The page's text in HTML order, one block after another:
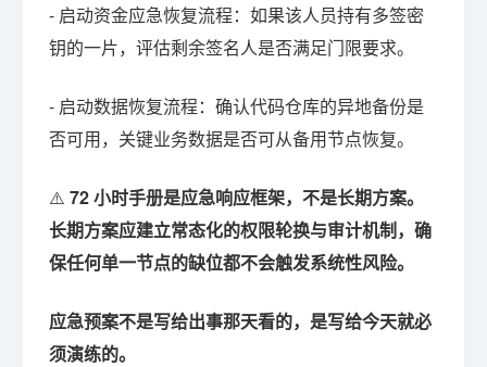
- 启动资金应急恢复流程：如果该人员持有多签密
钥的一片，评估剩余签名人是否满足门限要求。
- 启动数据恢复流程：确认代码仓库的异地备份是
否可用，关键业务数据是否可从备用节点恢复。
⚠️ 72 小时手册是应急响应框架，不是长期方案。
长期方案应建立常态化的权限轮换与审计机制，确
保任何单一节点的缺位都不会触发系统性风险。
应急预案不是写给出事那天看的，是写给今天就必
须演练的。